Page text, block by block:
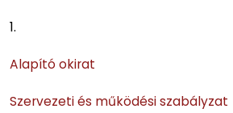
1.
Alapító okirat
Szervezeti és működési szabályzat